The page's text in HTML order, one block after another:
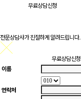
무료상담신청
전문상담사가 친절하게 알려드립니다.
무료상담신청
이름
연락처